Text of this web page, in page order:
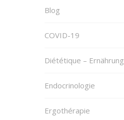
Blog
COVID-19
Diététique – Ernährung
Endocrinologie
Ergothérapie